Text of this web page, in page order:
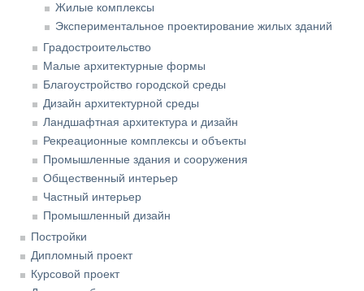
Жилые комплексы
Экспериментальное проектирование жилых зданий
Градостроительство
Малые архитектурные формы
Благоустройство городской среды
Дизайн архитектурной среды
Ландшафтная архитектура и дизайн
Рекреационные комплексы и объекты
Промышленные здания и сооружения
Общественный интерьер
Частный интерьер
Промышленный дизайн
Постройки
Дипломный проект
Курсовой проект